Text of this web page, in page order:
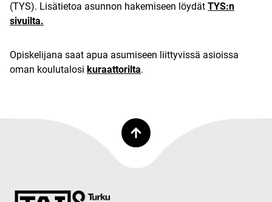
(TYS). Lisätietoa asunnon hakemiseen löydät TYS:n
sivuilta.
Opiskelijana saat apua asumiseen liittyvissä asioissa
oman koulutalosi kuraattorilta.